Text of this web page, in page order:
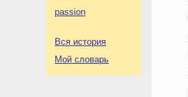
passion
Вся история
Мой словарь